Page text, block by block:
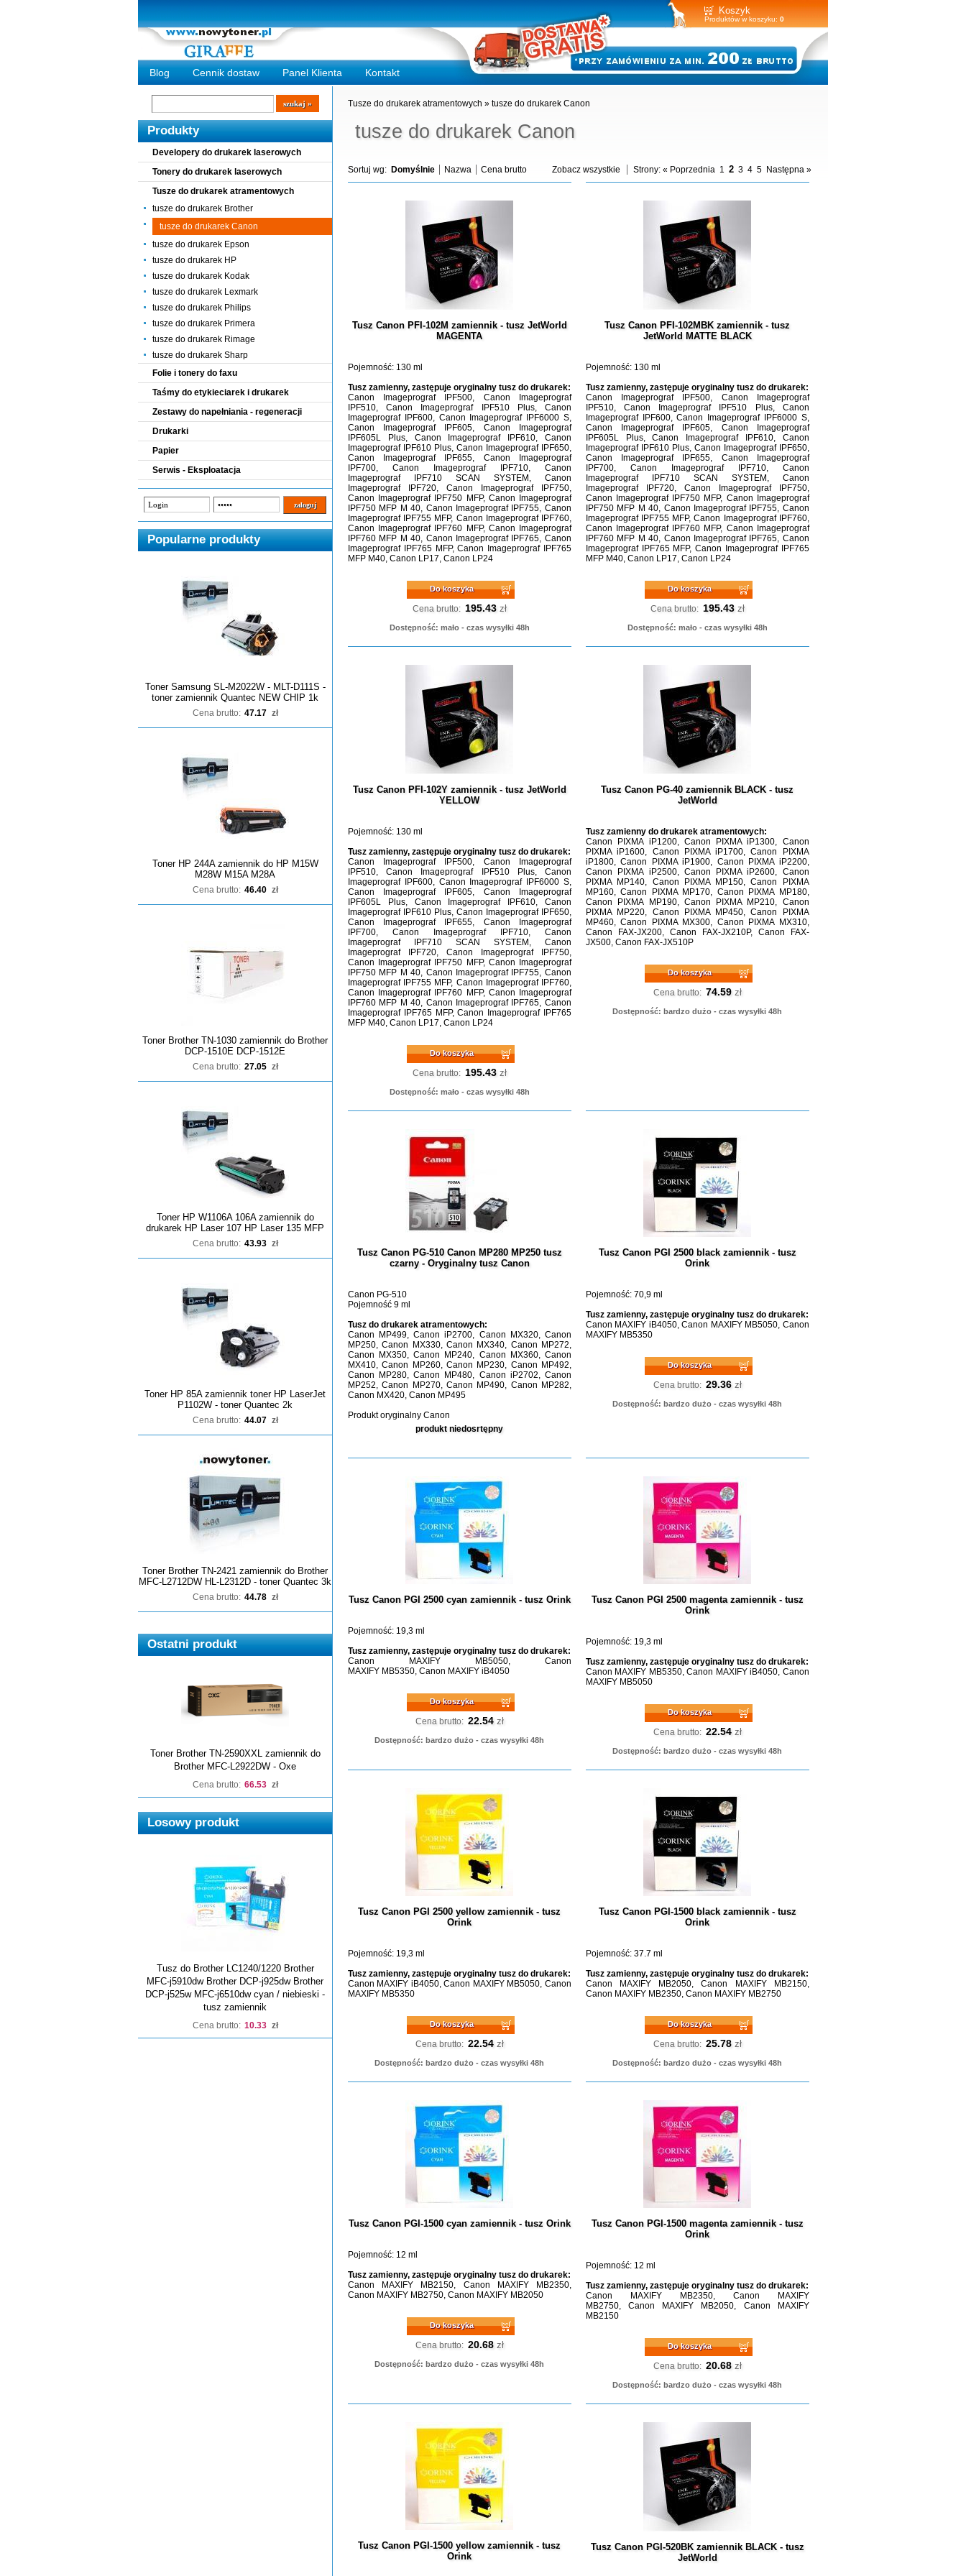
Koszyk
Produktów w koszyku: 0
Blog Cennik dostaw Panel Klienta Kontakt
Wyszukiwarka
szukaj
Produkty
Developery do drukarek laserowych
Tonery do drukarek laserowych
Tusze do drukarek atramentowych
tusze do drukarek Brother
tusze do drukarek Canon
tusze do drukarek Epson
tusze do drukarek HP
tusze do drukarek Kodak
tusze do drukarek Lexmark
tusze do drukarek Philips
tusze do drukarek Primera
tusze do drukarek Rimage
tusze do drukarek Sharp
Folie i tonery do faxu
Taśmy do etykieciarek i drukarek
Zestawy do napełniania - regeneracji
Drukarki
Papier
Serwis - Eksploatacja
Popularne produkty
Toner Samsung SL-M2022W - MLT-D111S -
toner zamiennik Quantec NEW CHIP 1k
Cena brutto: 47.17 zł
Toner HP 244A zamiennik do HP M15W
M28W M15A M28A
Cena brutto: 46.40 zł
Toner Brother TN-1030 zamiennik do Brother
DCP-1510E DCP-1512E
Cena brutto: 27.05 zł
Toner HP W1106A 106A zamiennik do
drukarek HP Laser 107 HP Laser 135 MFP
Cena brutto: 43.93 zł
Toner HP 85A zamiennik toner HP LaserJet
P1102W - toner Quantec 2k
Cena brutto: 44.07 zł
Toner Brother TN-2421 zamiennik do Brother
MFC-L2712DW HL-L2312D - toner Quantec 3k
Cena brutto: 44.78 zł
Ostatni produkt
Toner Brother TN-2590XXL zamiennik do
Brother MFC-L2922DW - Oxe
Cena brutto: 66.53 zł
Losowy produkt
Tusz do Brother LC1240/1220 Brother
MFC-j5910dw Brother DCP-j925dw Brother
DCP-j525w MFC-j6510dw cyan / niebieski -
tusz zamiennik
Cena brutto: 10.33 zł
tusze do drukarek Canon
Tusze do drukarek atramentowych » tusze do drukarek Canon
Sortuj wg: Domyślnie Nazwa Cena brutto Zobacz wszystkie Strony: « Poprzednia 1 2 3 4 5 Następna »
Tusz Canon PFI-102M zamiennik - tusz JetWorld
MAGENTA
Pojemność: 130 ml
Tusz zamienny, zastępuje oryginalny tusz do drukarek:
Canon Imageprograf IPF500, Canon Imageprograf
IPF510, Canon Imageprograf IPF510 Plus, Canon
Imageprograf IPF600, Canon Imageprograf IPF6000 S,
Canon Imageprograf IPF605, Canon Imageprograf
IPF605L Plus, Canon Imageprograf IPF610, Canon
Imageprograf IPF610 Plus, Canon Imageprograf IPF650,
Canon Imageprograf IPF655, Canon Imageprograf
IPF700, Canon Imageprograf IPF710, Canon
Imageprograf IPF710 SCAN SYSTEM, Canon
Imageprograf IPF720, Canon Imageprograf IPF750,
Canon Imageprograf IPF750 MFP, Canon Imageprograf
IPF750 MFP M 40, Canon Imageprograf IPF755, Canon
Imageprograf IPF755 MFP, Canon Imageprograf IPF760,
Canon Imageprograf IPF760 MFP, Canon Imageprograf
IPF760 MFP M 40, Canon Imageprograf IPF765, Canon
Imageprograf IPF765 MFP, Canon Imageprograf IPF765
MFP M40, Canon LP17, Canon LP24
Do koszyka
Cena brutto: 195.43 zł
Dostępność: mało - czas wysyłki 48h
Tusz Canon PFI-102MBK zamiennik - tusz
JetWorld MATTE BLACK
Pojemność: 130 ml
Tusz zamienny, zastępuje oryginalny tusz do drukarek:
Canon Imageprograf IPF500, Canon Imageprograf
IPF510, Canon Imageprograf IPF510 Plus, Canon
Imageprograf IPF600, Canon Imageprograf IPF6000 S,
Canon Imageprograf IPF605, Canon Imageprograf
IPF605L Plus, Canon Imageprograf IPF610, Canon
Imageprograf IPF610 Plus, Canon Imageprograf IPF650,
Canon Imageprograf IPF655, Canon Imageprograf
IPF700, Canon Imageprograf IPF710, Canon
Imageprograf IPF710 SCAN SYSTEM, Canon
Imageprograf IPF720, Canon Imageprograf IPF750,
Canon Imageprograf IPF750 MFP, Canon Imageprograf
IPF750 MFP M 40, Canon Imageprograf IPF755, Canon
Imageprograf IPF755 MFP, Canon Imageprograf IPF760,
Canon Imageprograf IPF760 MFP, Canon Imageprograf
IPF760 MFP M 40, Canon Imageprograf IPF765, Canon
Imageprograf IPF765 MFP, Canon Imageprograf IPF765
MFP M40, Canon LP17, Canon LP24
Do koszyka
Cena brutto: 195.43 zł
Dostępność: mało - czas wysyłki 48h
Tusz Canon PFI-102Y zamiennik - tusz JetWorld
YELLOW
Pojemność: 130 ml
Tusz zamienny, zastępuje oryginalny tusz do drukarek:
Canon Imageprograf IPF500, Canon Imageprograf
IPF510, Canon Imageprograf IPF510 Plus, Canon
Imageprograf IPF600, Canon Imageprograf IPF6000 S,
Canon Imageprograf IPF605, Canon Imageprograf
IPF605L Plus, Canon Imageprograf IPF610, Canon
Imageprograf IPF610 Plus, Canon Imageprograf IPF650,
Canon Imageprograf IPF655, Canon Imageprograf
IPF700, Canon Imageprograf IPF710, Canon
Imageprograf IPF710 SCAN SYSTEM, Canon
Imageprograf IPF720, Canon Imageprograf IPF750,
Canon Imageprograf IPF750 MFP, Canon Imageprograf
IPF750 MFP M 40, Canon Imageprograf IPF755, Canon
Imageprograf IPF755 MFP, Canon Imageprograf IPF760,
Canon Imageprograf IPF760 MFP, Canon Imageprograf
IPF760 MFP M 40, Canon Imageprograf IPF765, Canon
Imageprograf IPF765 MFP, Canon Imageprograf IPF765
MFP M40, Canon LP17, Canon LP24
Do koszyka
Cena brutto: 195.43 zł
Dostępność: mało - czas wysyłki 48h
Tusz Canon PG-40 zamiennik BLACK - tusz
JetWorld
Tusz zamienny do drukarek atramentowych:
Canon PIXMA iP1200, Canon PIXMA iP1300, Canon
PIXMA iP1600, Canon PIXMA iP1700, Canon PIXMA
iP1800, Canon PIXMA iP1900, Canon PIXMA iP2200,
Canon PIXMA iP2500, Canon PIXMA iP2600, Canon
PIXMA MP140, Canon PIXMA MP150, Canon PIXMA
MP160, Canon PIXMA MP170, Canon PIXMA MP180,
Canon PIXMA MP190, Canon PIXMA MP210, Canon
PIXMA MP220, Canon PIXMA MP450, Canon PIXMA
MP460, Canon PIXMA MX300, Canon PIXMA MX310,
Canon FAX-JX200, Canon FAX-JX210P, Canon FAX-
JX500, Canon FAX-JX510P
Do koszyka
Cena brutto: 74.59 zł
Dostępność: bardzo dużo - czas wysyłki 48h
Tusz Canon PG-510 Canon MP280 MP250 tusz
czarny - Oryginalny tusz Canon
Canon PG-510
Pojemność 9 ml
Tusz do drukarek atramentowych:
Canon MP499, Canon iP2700, Canon MX320, Canon
MP250, Canon MX330, Canon MX340, Canon MP272,
Canon MX350, Canon MP240, Canon MX360, Canon
MX410, Canon MP260, Canon MP230, Canon MP492,
Canon MP280, Canon MP480, Canon iP2702, Canon
MP252, Canon MP270, Canon MP490, Canon MP282,
Canon MX420, Canon MP495
Produkt oryginalny Canon
produkt niedosrtępny
Tusz Canon PGI 2500 black zamiennik - tusz
Orink
Pojemność: 70,9 ml
Tusz zamienny, zastępuje oryginalny tusz do drukarek:
Canon MAXIFY iB4050, Canon MAXIFY MB5050, Canon
MAXIFY MB5350
Do koszyka
Cena brutto: 29.36 zł
Dostępność: bardzo dużo - czas wysyłki 48h
Tusz Canon PGI 2500 cyan zamiennik - tusz Orink
Pojemność: 19,3 ml
Tusz zamienny, zastępuje oryginalny tusz do drukarek:
Canon MAXIFY MB5050, Canon
MAXIFY MB5350, Canon MAXIFY iB4050
Do koszyka
Cena brutto: 22.54 zł
Dostępność: bardzo dużo - czas wysyłki 48h
Tusz Canon PGI 2500 magenta zamiennik - tusz
Orink
Pojemność: 19,3 ml
Tusz zamienny, zastępuje oryginalny tusz do drukarek:
Canon MAXIFY MB5350, Canon MAXIFY iB4050, Canon
MAXIFY MB5050
Do koszyka
Cena brutto: 22.54 zł
Dostępność: bardzo dużo - czas wysyłki 48h
Tusz Canon PGI 2500 yellow zamiennik - tusz
Orink
Pojemność: 19,3 ml
Tusz zamienny, zastępuje oryginalny tusz do drukarek:
Canon MAXIFY iB4050, Canon MAXIFY MB5050, Canon
MAXIFY MB5350
Do koszyka
Cena brutto: 22.54 zł
Dostępność: bardzo dużo - czas wysyłki 48h
Tusz Canon PGI-1500 black zamiennik - tusz
Orink
Pojemność: 37.7 ml
Tusz zamienny, zastępuje oryginalny tusz do drukarek:
Canon MAXIFY MB2050, Canon MAXIFY MB2150,
Canon MAXIFY MB2350, Canon MAXIFY MB2750
Do koszyka
Cena brutto: 25.78 zł
Dostępność: bardzo dużo - czas wysyłki 48h
Tusz Canon PGI-1500 cyan zamiennik - tusz Orink
Pojemność: 12 ml
Tusz zamienny, zastępuje oryginalny tusz do drukarek:
Canon MAXIFY MB2150, Canon MAXIFY MB2350,
Canon MAXIFY MB2750, Canon MAXIFY MB2050
Do koszyka
Cena brutto: 20.68 zł
Dostępność: bardzo dużo - czas wysyłki 48h
Tusz Canon PGI-1500 magenta zamiennik - tusz
Orink
Pojemność: 12 ml
Tusz zamienny, zastępuje oryginalny tusz do drukarek:
Canon MAXIFY MB2350, Canon MAXIFY
MB2750, Canon MAXIFY MB2050, Canon MAXIFY
MB2150
Do koszyka
Cena brutto: 20.68 zł
Dostępność: bardzo dużo - czas wysyłki 48h
Tusz Canon PGI-1500 yellow zamiennik - tusz
Orink
Tusz Canon PGI-520BK zamiennik BLACK - tusz
JetWorld